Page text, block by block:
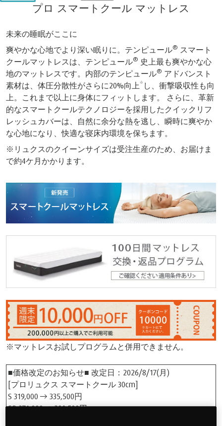
プロ スマートクール マットレス
未来の睡眠がここに
爽やかな心地でより深い眠りに。テンピュール® スマート
クールマットレスは、テンピュール® 史上最も爽やかな心
地のマットレスです。内部のテンピュール® アドバンスト
素材は、体圧分散性がさらに20%向上*し、衝撃吸収性も向
上。これまで以上に身体にフィットします。 さらに、革新
的なスマートクールテクノロジーを採用したクイックリフ
レッシュカバーは、自然に余分な熱を逃し、瞬時に爽やか
な心地になり、快適な寝床内環境を保ちます。
※リュクスのクイーンサイズは受注生産のため、お届けま
で約4ケ月かかります。
※マットレスお試しプログラムと併用できません。
■価格改定のお知らせ■ 改定日：2026/8/17(月)
[プロリュクス スマートクール 30cm]
S 319,000 → 335,500円
SD 374,000 → 390,500円